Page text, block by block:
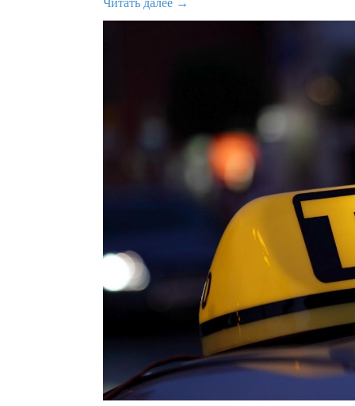
Читать далее →